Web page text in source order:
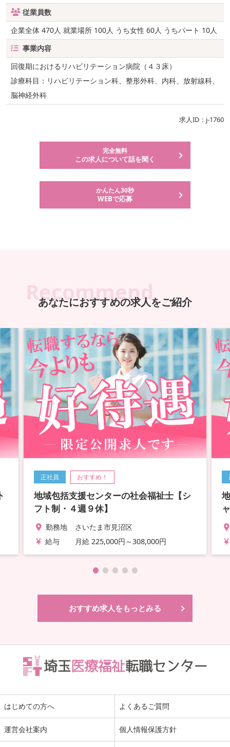
従業員数
企業全体 470人 就業場所 100人 うち女性 60人 うちパート 10人
事業内容
回復期におけるリハビリテーション病院（４３床）
診療科目：リハビリテーション科、整形外科、内科、放射線科、
脳神経外科
求人ID：j-1760
完全無料
この求人について話を聞く
かんたん30秒
WEBで応募
Recommend
あなたにおすすめの求人をご紹介
正社員 おすすめ！
地域包括支援センターの社会福祉士【シ
フト制・４週９休】
勤務地
さいたま市見沼区
給与
月給 225,000円～308,000円
おすすめ求人をもっとみる
はじめての方へ よくあるご質問
運営会社案内 個人情報保護方針